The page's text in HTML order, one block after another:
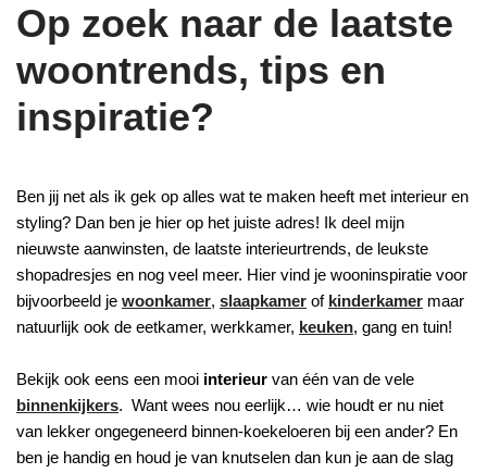
Op zoek naar de laatste
woontrends, tips en
inspiratie?
Ben jij net als ik gek op alles wat te maken heeft met interieur en
styling? Dan ben je hier op het juiste adres! Ik deel mijn
nieuwste aanwinsten, de laatste interieurtrends, de leukste
shopadresjes en nog veel meer. Hier vind je wooninspiratie voor
bijvoorbeeld je woonkamer, slaapkamer of kinderkamer maar
natuurlijk ook de eetkamer, werkkamer, keuken, gang en tuin!
Bekijk ook eens een mooi interieur van één van de vele
binnenkijkers. Want wees nou eerlijk… wie houdt er nu niet
van lekker ongegeneerd binnen-koekeloeren bij een ander? En
ben je handig en houd je van knutselen dan kun je aan de slag